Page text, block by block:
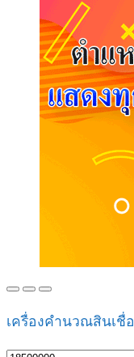
เครื่องคำนวณสินเชื่อ